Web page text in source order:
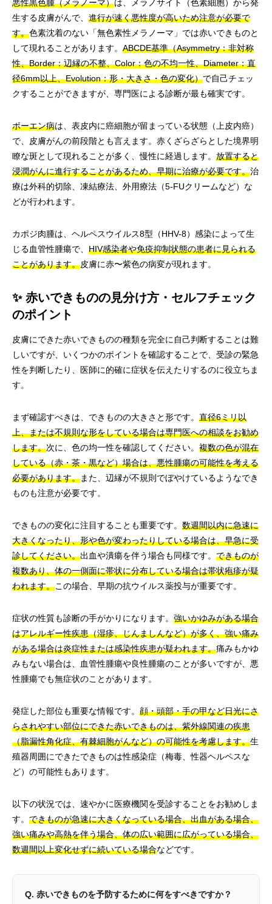
悪性黒色腫（メラノーマ）は、メラノサイト（色素細胞）から発
生する皮膚がんで、 進行が速く悪性度が高いため注意が必要で
す。色素沈着のない「無色素性メラノーマ」では赤いできものと
して現れることがあります。 ABCDE基準（Asymmetry：非対称
性、Border：辺縁の不整、Color：色の不均一性、Diameter：直
径6mm以上、Evolution：形・大きさ・色の変化）で自己チェッ
クすることができますが、専門医による診断が最も確実です。
ボーエン病は、表皮内に癌細胞が留まっている状態（上皮内癌）
で、皮膚がんの前段階とも言えます。赤くざらざらとした境界明
瞭な斑として現れることが多く、慢性に経過します。 放置すると
浸潤がんに進行することがあるため、早期に治療が必要です。治
療は外科的切除、凍結療法、外用療法（5-FUクリームなど）な
どが行われます。
カポジ肉腫は、ヘルペスウイルス8型（HHV-8）感染によって生
じる血管性腫瘍で、 HIV感染者や免疫抑制状態の患者に見られる
ことがあります。皮膚に赤〜紫色の病変が現れます。
✨ 赤いできものの見分け方・セルフチェック
のポイント
皮膚にできた赤いできものの種類を完全に自己判断することは難
しいですが、いくつかのポイントを確認することで、受診の緊急
性を判断したり、医師に的確に症状を伝えたりするのに役立ちま
す。
まず確認すべきは、できものの大きさと形です。 直径6ミリ以
上、または不規則な形をしている場合は専門医への相談をお勧め
します。次に、色の均一性を確認してください。 複数の色が混在
している（赤・茶・黒など）場合は、悪性腫瘍の可能性を考える
必要があります。また、辺縁が不規則でぼやけているようなでき
ものも注意が必要です。
できものの変化に注目することも重要です。 数週間以内に急速に
大きくなったり、形や色が変わったりしている場合は、早急に受
診してください。出血や潰瘍を伴う場合も同様です。 できものが
複数あり、体の一側面に帯状に分布している場合は帯状疱疹が疑
われます。この場合、早期の抗ウイルス薬投与が重要です。
症状の性質も診断の手がかりになります。 強いかゆみがある場合
はアレルギー性疾患（湿疹、じんましんなど）が多く、強い痛み
がある場合は炎症性または感染性疾患が疑われます。痛みもかゆ
みもない場合は、血管性腫瘍や良性腫瘍のことが多いですが、悪
性腫瘍でも無症状のことがあります。
発症した部位も重要な情報です。 顔・頭部・手の甲など日光にさ
らされやすい部位にできた赤いできものは、紫外線関連の疾患
（脂漏性角化症、有棘細胞がんなど）の可能性を考慮します。生
殖器周囲にできたできものは性感染症（梅毒、性器ヘルペスな
ど）の可能性もあります。
以下の状況では、速やかに医療機関を受診することをお勧めしま
す。 できものが急速に大きくなっている場合、出血がある場合、
強い痛みや高熱を伴う場合、体の広い範囲に広がっている場合、
数週間以上変化せずに続いている場合などです。
Q. 赤いできものを予防するために何をすべきですか？